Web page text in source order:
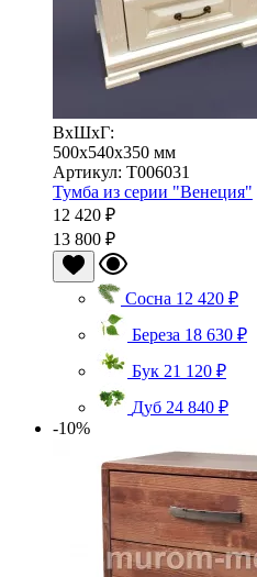
ВхШхГ:
500x540x350 мм
Артикул: Т006031
Тумба из серии "Венеция"
12 420 ₽
13 800 ₽
Сосна 12 420 ₽
Береза 18 630 ₽
Бук 21 120 ₽
Дуб 24 840 ₽
-10%